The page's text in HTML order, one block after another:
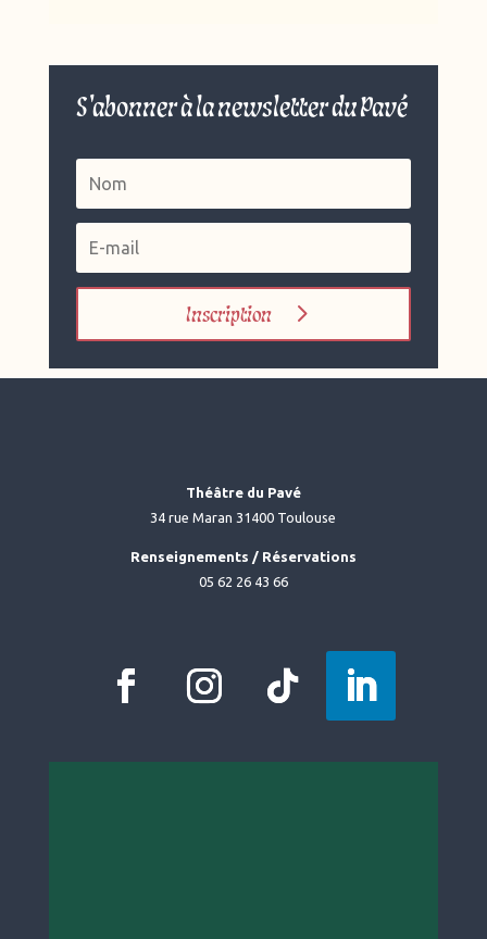
S'abonner à la newsletter du Pavé
Inscription
Théâtre du Pavé
34 rue Maran 31400 Toulouse
Renseignements / Réservations
05 62 26 43 66